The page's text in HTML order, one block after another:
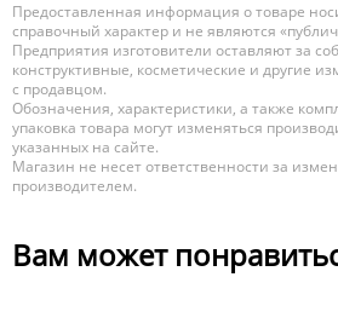
Предоставленная информация о товаре
справочный характер и не являются
Предприятия изготовители оставляют за
конструктивные, косметические и другие
с продавцом.
Обозначения, характеристики, а также
упаковка товара могут изменяться
указанных на сайте.
Магазин не несет ответственности за
производителем.
Вам может